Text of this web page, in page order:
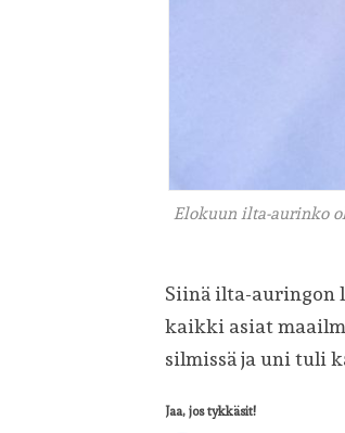
Elokuun ilta-aurinko
Siinä ilta-auringon
kaikki asiat
silmissä ja uni tuli
Jaa, jos tykkäsit!